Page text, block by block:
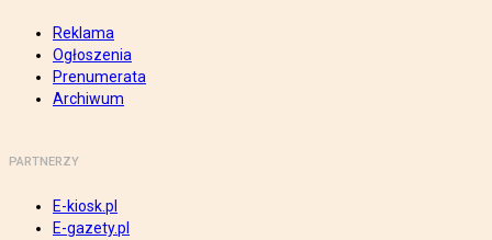
Reklama
Ogłoszenia
Prenumerata
Archiwum
PARTNERZY
E-kiosk.pl
E-gazety.pl